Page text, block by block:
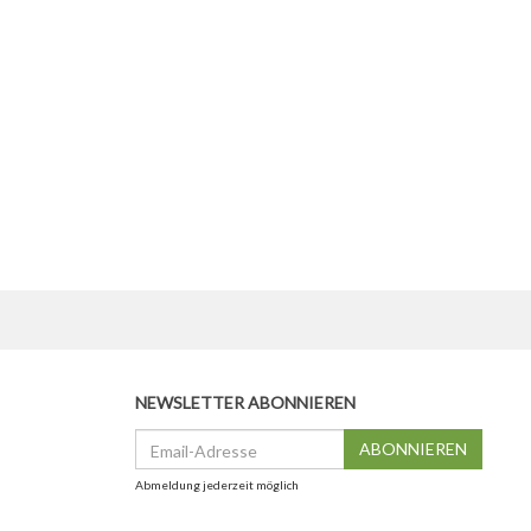
NEWSLETTER ABONNIEREN
Adresse
ABONNIEREN
Abmeldung jederzeit möglich